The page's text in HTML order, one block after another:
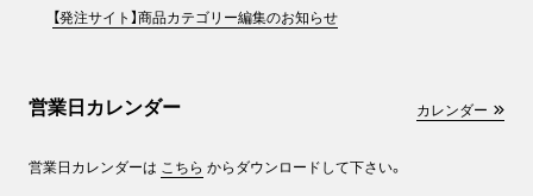
【発注サイト】商品カテゴリー編集のお知らせ
営業日カレンダー カレンダー
営業日カレンダーは こちら からダウンロードして下さい。